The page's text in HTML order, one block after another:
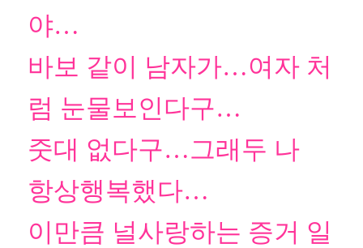
야…
바보 같이 남자가…여자 처
럼 눈물보인다구…
줏대 없다구…그래두 나
항상행복했다…
이만큼 널사랑하는 증거 일